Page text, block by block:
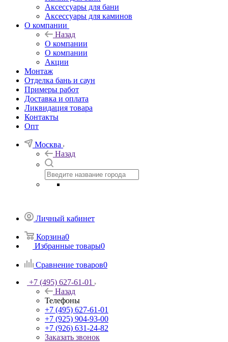
Аксессуары для бани
Аксессуары для каминов
О компании
Назад
О компании
О компании
Акции
Монтаж
Отделка бань и саун
Примеры работ
Доставка и оплата
Ликвидация товара
Контакты
Опт
Москва
Назад
Личный кабинет
Корзина0
Избранные товары0
Сравнение товаров0
+7 (495) 627-61-01
Назад
Телефоны
+7 (495) 627-61-01
+7 (925) 904-93-00
+7 (926) 631-24-82
Заказать звонок